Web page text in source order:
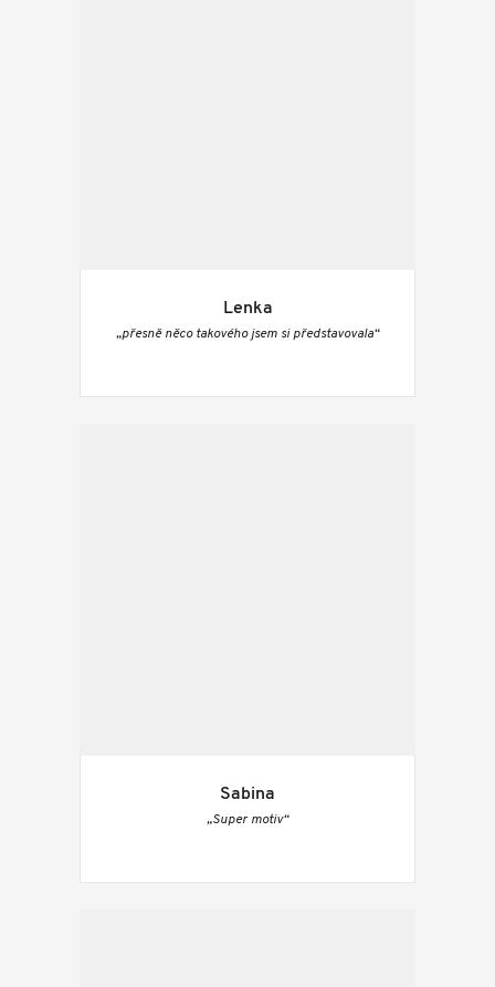
Lenka
„přesně něco takového jsem si představovala“
Sabina
„Super motiv“